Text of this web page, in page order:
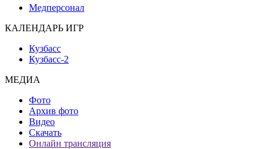
Медперсонал
КАЛЕНДАРЬ ИГР
Кузбасс
Кузбасс-2
МЕДИА
Фото
Архив фото
Видео
Скачать
Онлайн трансляция